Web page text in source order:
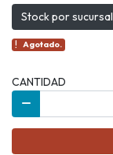
Stock por sucursal
Agotado.
CANTIDAD